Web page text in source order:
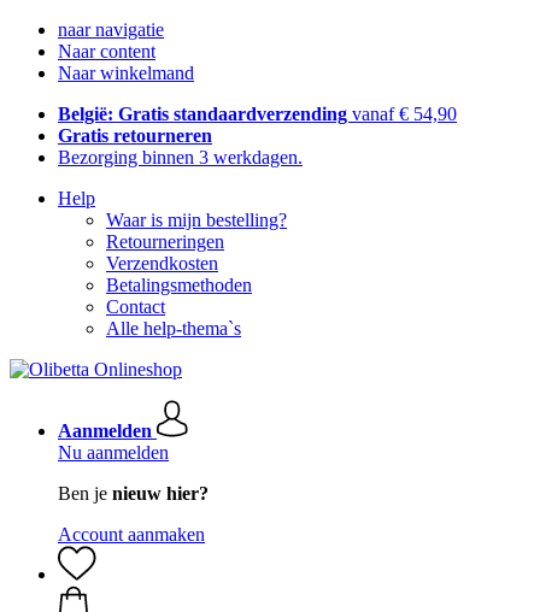
naar navigatie
Naar content
Naar winkelmand
België: Gratis standaardverzending vanaf € 54,90
Gratis retourneren
Bezorging binnen 3 werkdagen.
Help
Waar is mijn bestelling?
Retourneringen
Verzendkosten
Betalingsmethoden
Contact
Alle help-thema`s
Aanmelden
Nu aanmelden
Ben je nieuw hier?
Account aanmaken